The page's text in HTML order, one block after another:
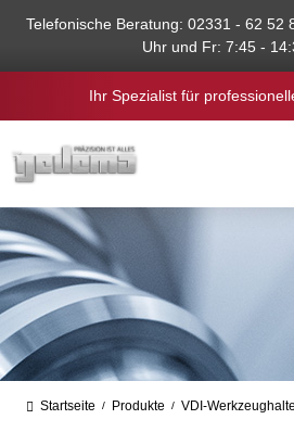
springen
Telefonische Beratung: 02331 - 62 52
Uhr und Fr: 7:45 -
Ihr Spezialist für
Startseite / Produkte / VDI-